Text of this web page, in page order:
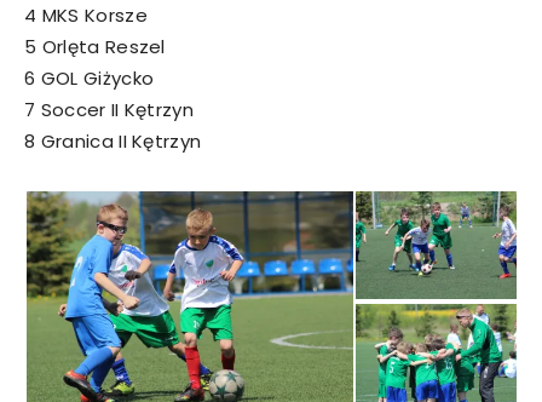
4 MKS Korsze
5 Orlęta Reszel
6 GOL Giżycko
7 Soccer II Kętrzyn
8 Granica II Kętrzyn